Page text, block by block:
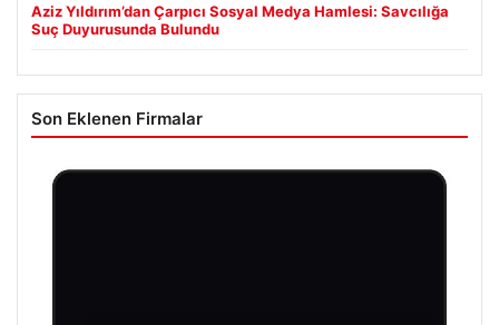
Aziz Yıldırım’dan Çarpıcı Sosyal Medya Hamlesi: Savcılığa
Suç Duyurusunda Bulundu
Son Eklenen Firmalar